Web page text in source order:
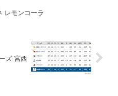
レモンコーラ
ズ 宮西